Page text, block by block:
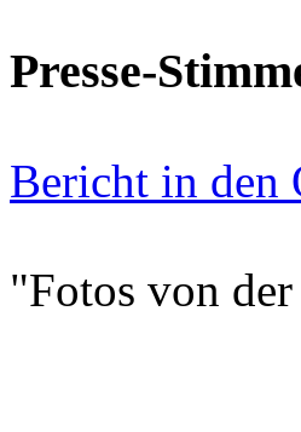
Presse-
Bericht in den
"Fotos von